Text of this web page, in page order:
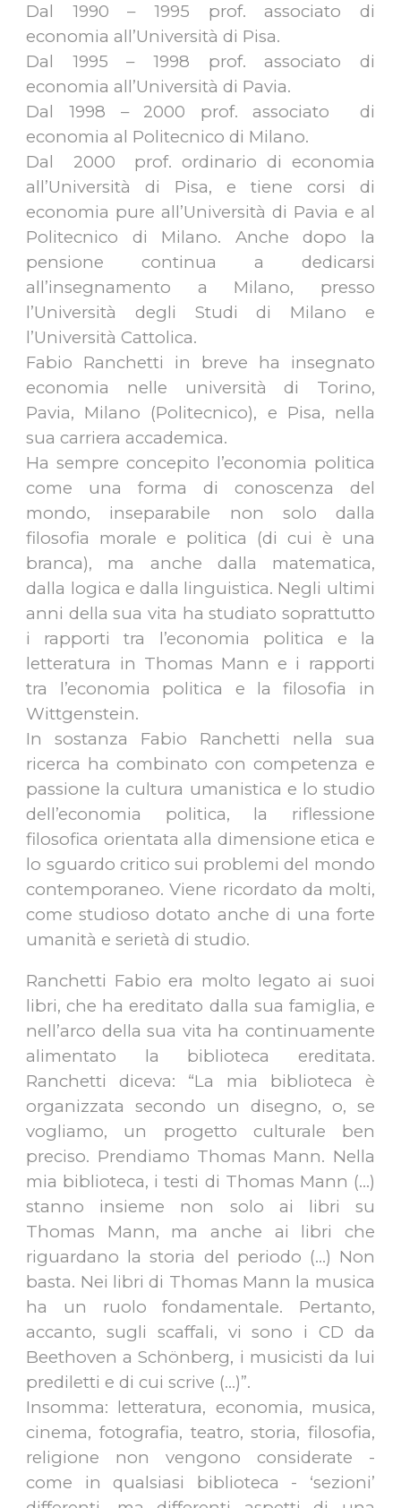
Dal 1990 – 1995 prof. associato di
economia all’Università di Pisa.
Dal 1995 – 1998 prof. associato di
economia all’Università di Pavia.
Dal 1998 – 2000 prof. associato di
economia al Politecnico di Milano.
Dal 2000 prof. ordinario di economia
all’Università di Pisa, e tiene corsi di
economia pure all’Università di Pavia e al
Politecnico di Milano. Anche dopo la
pensione continua a dedicarsi
all’insegnamento a Milano, presso
l’Università degli Studi di Milano e
l’Università Cattolica.
Fabio Ranchetti in breve ha insegnato
economia nelle università di Torino,
Pavia, Milano (Politecnico), e Pisa, nella
sua carriera accademica.
Ha sempre concepito l’economia politica
come una forma di conoscenza del
mondo, inseparabile non solo dalla
filosofia morale e politica (di cui è una
branca), ma anche dalla matematica,
dalla logica e dalla linguistica. Negli ultimi
anni della sua vita ha studiato soprattutto
i rapporti tra l’economia politica e la
letteratura in Thomas Mann e i rapporti
tra l’economia politica e la filosofia in
Wittgenstein.
In sostanza Fabio Ranchetti nella sua
ricerca ha combinato con competenza e
passione la cultura umanistica e lo studio
dell’economia politica, la riflessione
filosofica orientata alla dimensione etica e
lo sguardo critico sui problemi del mondo
contemporaneo. Viene ricordato da molti,
come studioso dotato anche di una forte
umanità e serietà di studio.
Ranchetti Fabio era molto legato ai suoi
libri, che ha ereditato dalla sua famiglia, e
nell’arco della sua vita ha continuamente
alimentato la biblioteca ereditata.
Ranchetti diceva: “La mia biblioteca è
organizzata secondo un disegno, o, se
vogliamo, un progetto culturale ben
preciso. Prendiamo Thomas Mann. Nella
mia biblioteca, i testi di Thomas Mann (…)
stanno insieme non solo ai libri su
Thomas Mann, ma anche ai libri che
riguardano la storia del periodo (…) Non
basta. Nei libri di Thomas Mann la musica
ha un ruolo fondamentale. Pertanto,
accanto, sugli scaffali, vi sono i CD da
Beethoven a Schönberg, i musicisti da lui
prediletti e di cui scrive (…)”.
Insomma: letteratura, economia, musica,
cinema, fotografia, teatro, storia, filosofia,
religione non vengono considerate -
come in qualsiasi biblioteca - ‘sezioni’